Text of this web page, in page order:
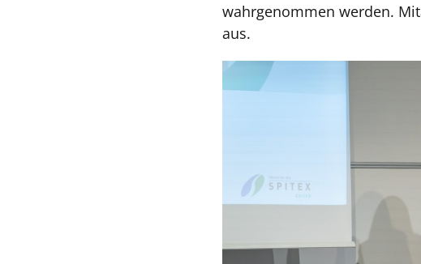
wahrgenommen werden.
aus.